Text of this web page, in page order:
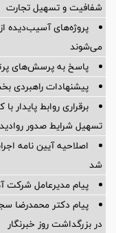
شفافیت و تسهیل تجارت
پروژه‌های آسیب‌دیده
می‌شوند
پاسخ به پرسش‌های
پیشنهادات راهبردی
برقراری روابط
تسهیل شرایط صدور روادید
شد
پیام مدیرعامل شرکت
پیام دکتر محمدرضا
در بزرگداشت روز خبرنگار